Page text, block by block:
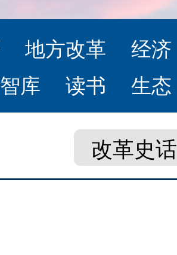
地方改革 经济
智库 读书 生态
改革史话